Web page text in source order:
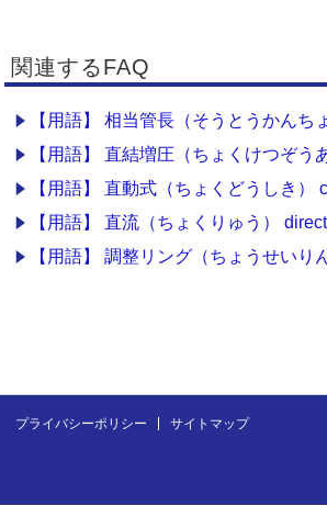
関連するFAQ
【用語】 相当管長（そうとうかん
【用語】 直結増圧（ちょくけつぞう
【用語】 直動式（ちょくどうしき）
【用語】 直流（ちょくりゅう）
【用語】 調整リング（ちょうせいり
プライバシーポリシー サイトマップ